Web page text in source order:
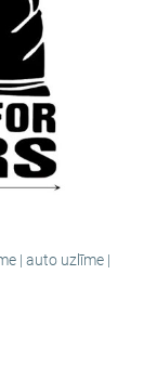
| auto uzlīme |